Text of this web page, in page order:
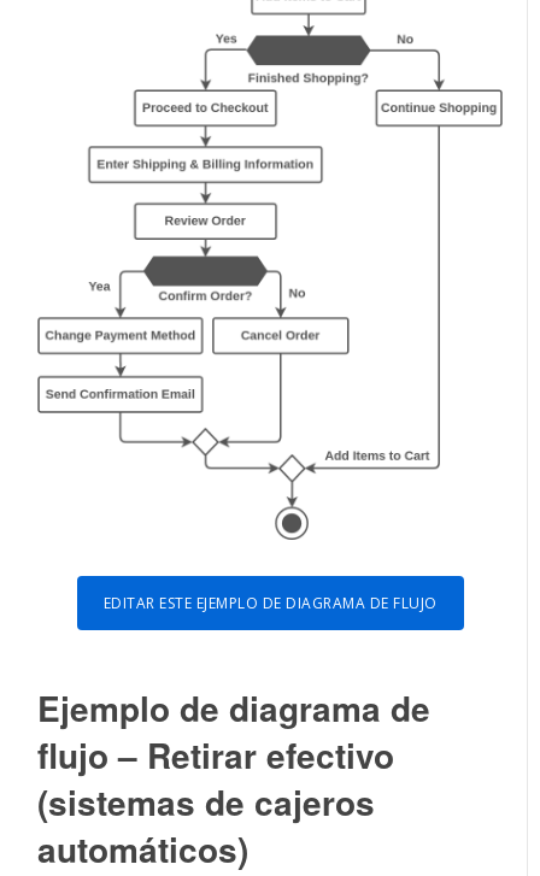
EDITAR ESTE EJEMPLO DE DIAGRAMA DE FLUJO
Ejemplo de diagrama de
flujo – Retirar efectivo
(sistemas de cajeros
automáticos)